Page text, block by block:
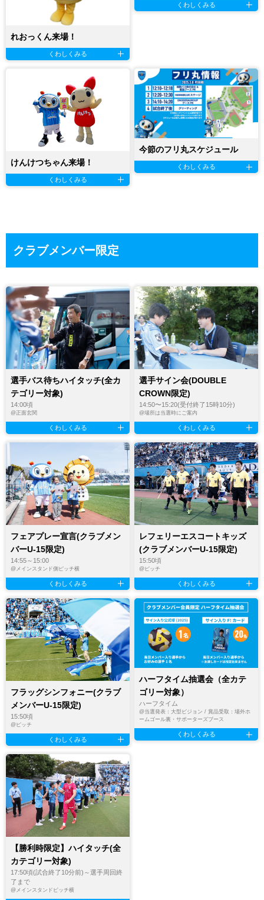
れおっくん来場！
くわしくみる
くわしくみる
けんけつちゃん来場！
くわしくみる
今節のフリ丸スケジュール
くわしくみる
クラブメンバー限定
選手バス待ちハイタッチ(全カ
テゴリー対象)
14:00頃
@正面玄関
くわしくみる
選手サイン会(DOUBLE
CROWN限定)
14:50〜15:20(受付終了15時10分)
@場所は当選時にご案内
くわしくみる
フェアプレー宣言(クラブメン
バーU-15限定)
14:55～15:00
@ メインスタンド側ピッチ横
くわしくみる
レフェリーエスコートキッズ
(クラブメンバーU-15限定)
15:50頃
@ピッチ
くわしくみる
フラッグシンフォニー(クラブ
メンバーU-15限定)
15:50頃
@ピッチ
くわしくみる
ハーフタイム抽選会（全カテ
ゴリー対象）
ハーフタイム
@当選発表：大型ビジョン / 賞品受取：場外ホ
ームゴール裏・サポーターズブース
くわしくみる
【勝利時限定】ハイタッチ(全
カテゴリー対象)
17:50頃(試合終了10分前)～選手周回終
了まで
@ メインスタンドピッチ横